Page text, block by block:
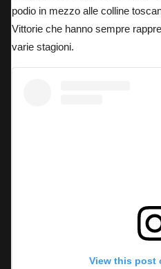
podio in mezzo alle colline
Vittorie che hanno sempre
varie stagioni.
View this post